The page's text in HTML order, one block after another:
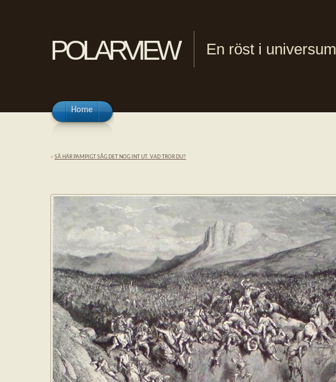
polarview En röst i universum
Home
« SÅ HÄR PAMPIGT SÅG DET NOG INT UT. VAD TROR DU?